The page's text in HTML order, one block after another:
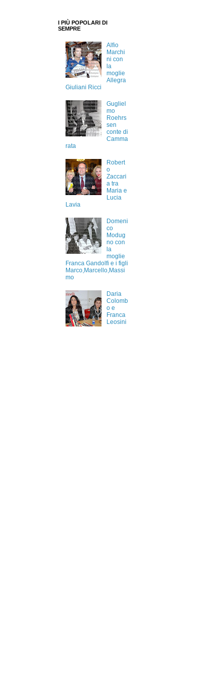
I PIÙ POPOLARI DI
SEMPRE
Alfio
Marchi
ni con
la
moglie
Allegra
Giuliani Ricci
Gugliel
mo
Roehrs
sen
conte di
Camma
rata
Robert
o
Zaccari
a tra
Maria e
Lucia
Lavia
Domeni
co
Modug
no con
la
moglie
Franca Gandolfi e i figli
Marco,Marcello,Massi
mo
Daria
Colomb
o e
Franca
Leosini